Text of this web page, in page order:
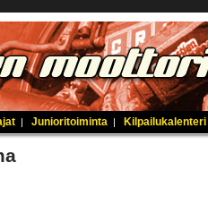
| Junioritoiminta | Kilpailukalenteri